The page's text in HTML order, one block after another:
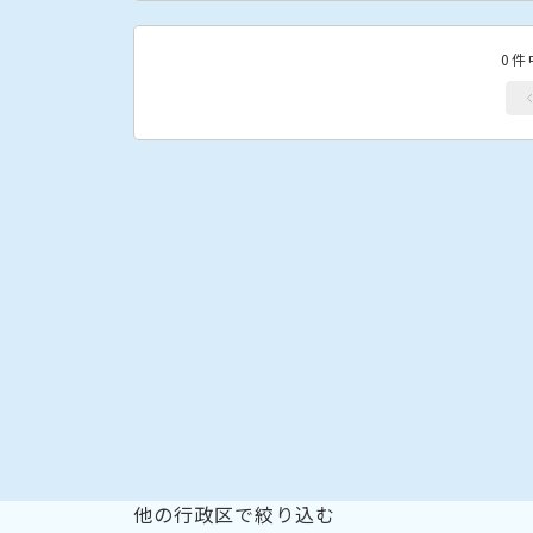
0件
他の行政区で絞り込む